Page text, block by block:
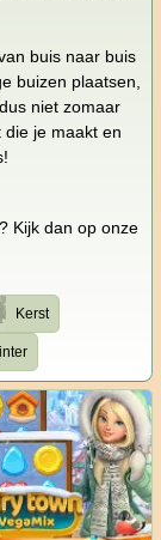
buis naar buis
buizen plaatsen,
niet zomaar
je maakt en
Kijk dan op onze
Kerst